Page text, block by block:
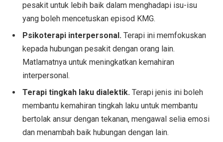
pesakit untuk lebih baik dalam menghadapi isu-isu
yang boleh mencetuskan episod KMG.
Psikoterapi interpersonal. Terapi ini memfokuskan
kepada hubungan pesakit dengan orang lain.
Matlamatnya untuk meningkatkan kemahiran
interpersonal.
Terapi tingkah laku dialektik. Terapi jenis ini boleh
membantu kemahiran tingkah laku untuk membantu
bertolak ansur dengan tekanan, mengawal selia emosi
dan menambah baik hubungan dengan lain.